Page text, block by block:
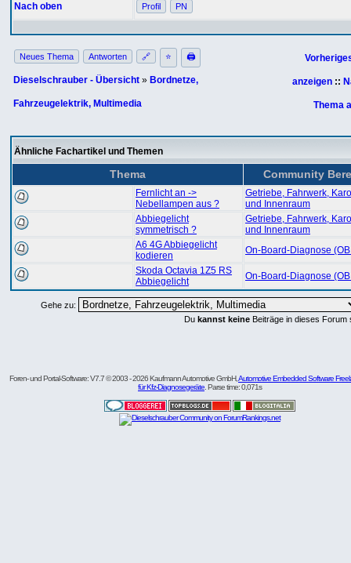
Nach oben Profil PN
Neues Thema Antworten 🔗 ⭐ 🖨
Dieselschrauber - Übersicht » Bordnetze,
Fahrzeugelektrik, Multimedia
anzeigen ::
Thema
Ähnliche Fachartikel und Themen
Thema Community
Fernlicht an ->
Nebellampen aus ?
Getriebe, Fahrwerk,
und Innenraum
Abbiegelicht
symmetrisch ?
Getriebe, Fahrwerk,
und Innenraum
A6 4G Abbiegelicht
kodieren
On-Board-Diagnose
Skoda Octavia 1Z5 RS
Abbiegelicht
On-Board-Diagnose
Gehe zu:
Du kannst keine Beiträge in dieses Forum
Foren- und Portal-Software: V7.7 © 2003 - 2026 Kaufmann Automotive GmbH,Automotive Embedded Software
für Kfz-Diagnosegeräte . Parse time: 0,071s